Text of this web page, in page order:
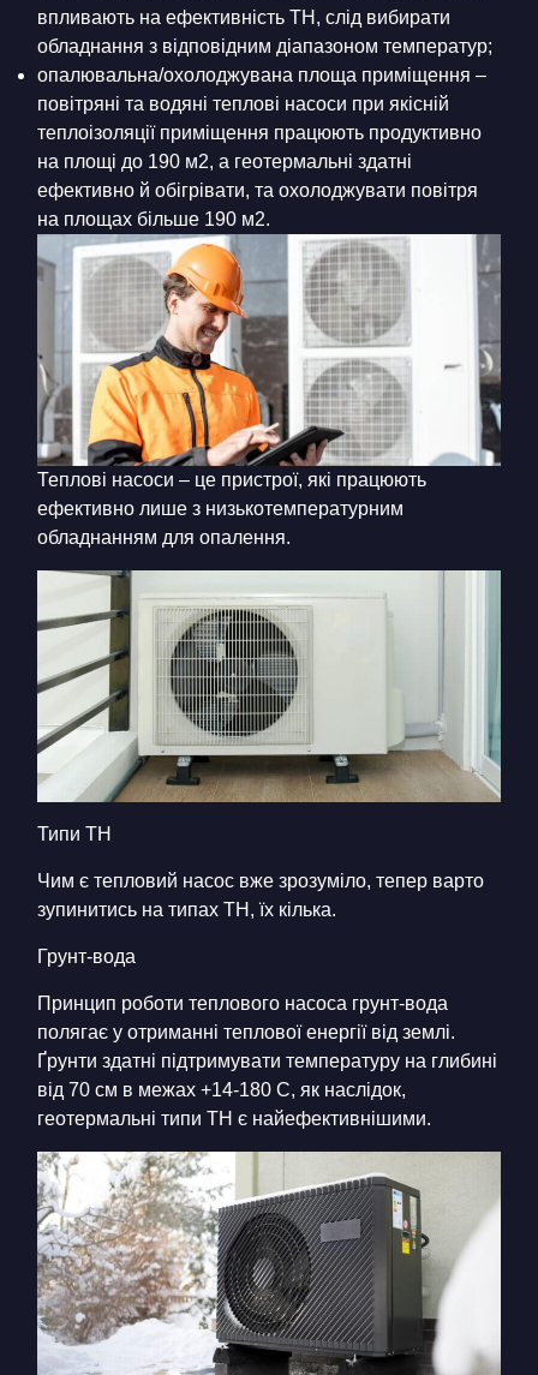
впливають на ефективність ТН, слід вибирати
обладнання з відповідним діапазоном температур;
опалювальна/охолоджувана площа приміщення –
повітряні та водяні теплові насоси при якісній
теплоізоляції приміщення працюють продуктивно
на площі до 190 м2, а геотермальні здатні
ефективно й обігрівати, та охолоджувати повітря
на площах більше 190 м2.
Теплові насоси – це пристрої, які працюють
ефективно лише з низькотемпературним
обладнанням для опалення.
Типи ТН
Чим є тепловий насос вже зрозуміло, тепер варто
зупинитись на типах ТН, їх кілька.
Грунт-вода
Принцип роботи теплового насоса грунт-вода
полягає у отриманні теплової енергії від землі.
Ґрунти здатні підтримувати температуру на глибині
від 70 см в межах +14-180 С, як наслідок,
геотермальні типи ТН є найефективнішими.